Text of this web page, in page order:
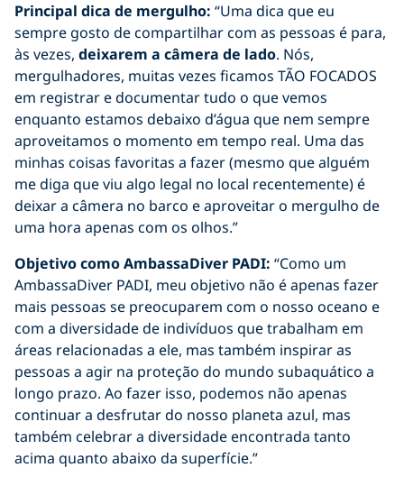
Principal dica de mergulho: “Uma dica que eu
sempre gosto de compartilhar com as pessoas é para,
às vezes, deixarem a câmera de lado. Nós,
mergulhadores, muitas vezes ficamos TÃO FOCADOS
em registrar e documentar tudo o que vemos
enquanto estamos debaixo d’água que nem sempre
aproveitamos o momento em tempo real. Uma das
minhas coisas favoritas a fazer (mesmo que alguém
me diga que viu algo legal no local recentemente) é
deixar a câmera no barco e aproveitar o mergulho de
uma hora apenas com os olhos.”
Objetivo como AmbassaDiver PADI: “Como um
AmbassaDiver PADI, meu objetivo não é apenas fazer
mais pessoas se preocuparem com o nosso oceano e
com a diversidade de indivíduos que trabalham em
áreas relacionadas a ele, mas também inspirar as
pessoas a agir na proteção do mundo subaquático a
longo prazo. Ao fazer isso, podemos não apenas
continuar a desfrutar do nosso planeta azul, mas
também celebrar a diversidade encontrada tanto
acima quanto abaixo da superfície.”